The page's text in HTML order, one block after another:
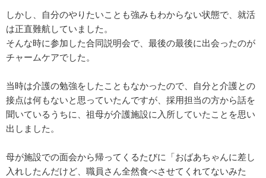
しかし、自分のやりたいことも強みもわからない状態で、就活
は正直難航していました。
そんな時に参加した合同説明会で、最後の最後に出会ったのが
チャームケアでした。
当時は介護の勉強をしたこともなかったので、自分と介護との
接点は何もないと思っていたんですが、採用担当の方から話を
聞いているうちに、祖母が介護施設に入所していたことを思い
出しました。
母が施設での面会から帰ってくるたびに「おばあちゃんに差し
入れしたんだけど、職員さん全然食べさせてくれてないみた